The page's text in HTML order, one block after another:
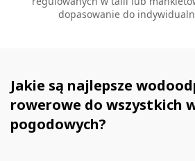
dopasowanie do
Jakie są najlepsze
rowerowe do wszystkich
pogodowych?